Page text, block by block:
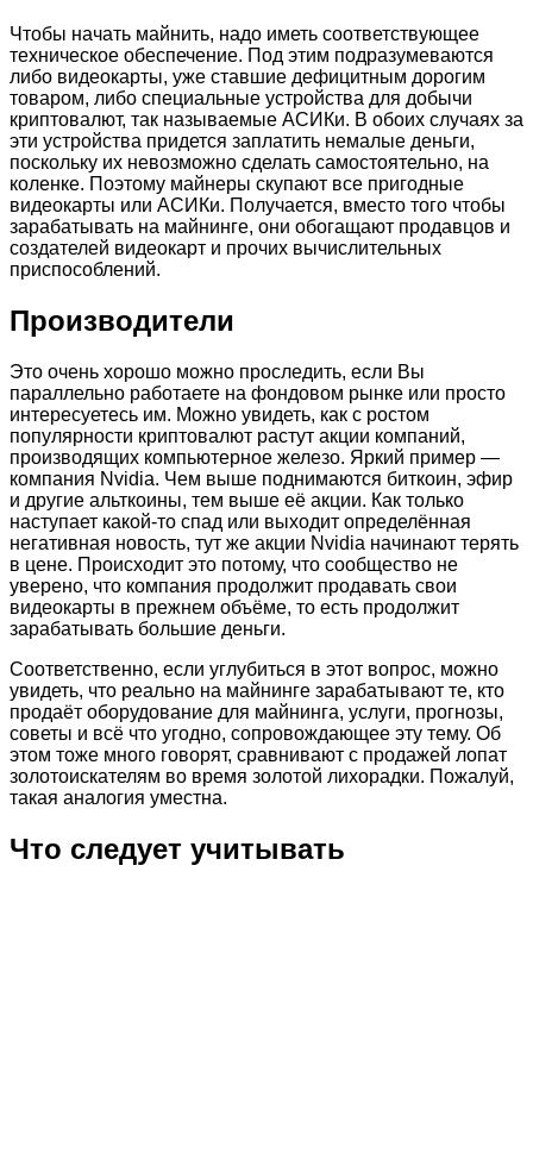
Чтобы начать майнить, надо иметь соответствующее
техническое обеспечение. Под этим подразумеваются
либо видеокарты, уже ставшие дефицитным дорогим
товаром, либо специальные устройства для добычи
криптовалют, так называемые АСИКи. В обоих случаях за
эти устройства придется заплатить немалые деньги,
поскольку их невозможно сделать самостоятельно, на
коленке. Поэтому майнеры скупают все пригодные
видеокарты или АСИКи. Получается, вместо того чтобы
зарабатывать на майнинге, они обогащают продавцов и
создателей видеокарт и прочих вычислительных
приспособлений.
Производители
Это очень хорошо можно проследить, если Вы
параллельно работаете на фондовом рынке или просто
интересуетесь им. Можно увидеть, как с ростом
популярности криптовалют растут акции компаний,
производящих компьютерное железо. Яркий пример —
компания Nvidia. Чем выше поднимаются биткоин, эфир
и другие альткоины, тем выше её акции. Как только
наступает какой-то спад или выходит определённая
негативная новость, тут же акции Nvidia начинают терять
в цене. Происходит это потому, что сообщество не
уверено, что компания продолжит продавать свои
видеокарты в прежнем объёме, то есть продолжит
зарабатывать большие деньги.
Соответственно, если углубиться в этот вопрос, можно
увидеть, что реально на майнинге зарабатывают те, кто
продаёт оборудование для майнинга, услуги, прогнозы,
советы и всё что угодно, сопровождающее эту тему. Об
этом тоже много говорят, сравнивают с продажей лопат
золотоискателям во время золотой лихорадки. Пожалуй,
такая аналогия уместна.
Что следует учитывать